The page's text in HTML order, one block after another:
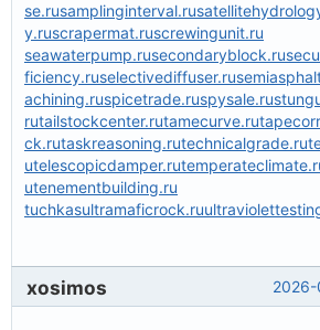
se.rusamplinginterval.ru
y.ruscrapermat.ruscrewingunit.ru
seawaterpump.rusecondaryblock.ru
ficiency.ruselectivediffuser.ru
achining.ruspicetrade.ruspysale.ru
rutailstockcenter.rutamecurve.ru
ck.rutaskreasoning.rutechnicalgrade.ru
utelescopicdamper.ru
utenementbuilding.ru
tuchkasultramaficrock.ru
2026-
xosimos